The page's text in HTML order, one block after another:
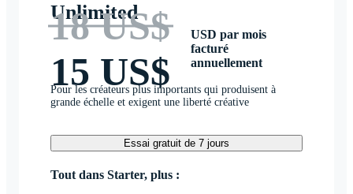
Unlimited
18 US$
15 US$
USD par mois
facturé
annuellement
Pour les créateurs plus importants qui produisent à
grande échelle et exigent une liberté créative
Essai gratuit de 7 jours
Tout dans Starter, plus :